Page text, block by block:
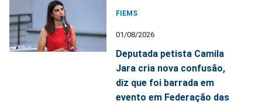
FIEMS
01/08/2026
Deputada petista Camila
Jara cria nova confusão,
diz que foi barrada em
evento em Federação das